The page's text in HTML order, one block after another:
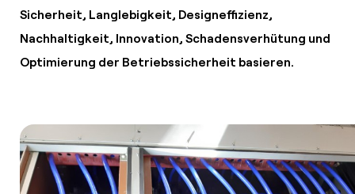
Sicherheit, Langlebigkeit, Designeffizienz,
Nachhaltigkeit, Innovation, Schadensverhütung und
Optimierung der Betriebssicherheit basieren.